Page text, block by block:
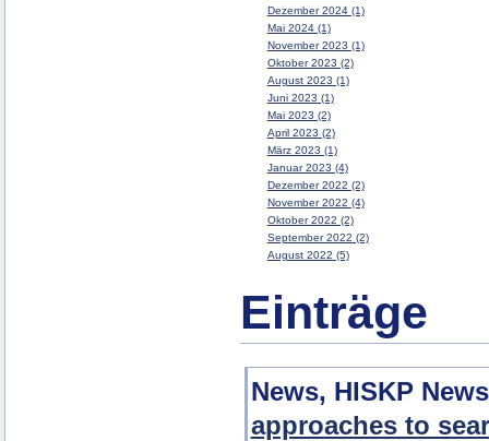
Dezember 2024 (1)
Mai 2024 (1)
November 2023 (1)
Oktober 2023 (2)
August 2023 (1)
Juni 2023 (1)
Mai 2023 (2)
April 2023 (2)
März 2023 (1)
Januar 2023 (4)
Dezember 2022 (2)
November 2022 (4)
Oktober 2022 (2)
September 2022 (2)
August 2022 (5)
Einträge
News, HISKP
approaches to